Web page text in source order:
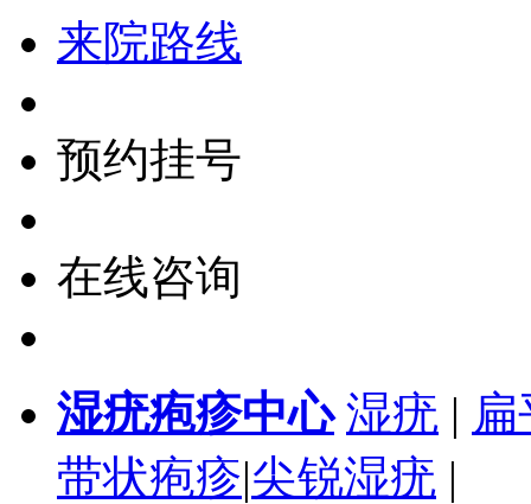
来院路线
预约挂号
在线咨询
湿疣疱疹中心 湿疣 |
带状疱疹|尖锐湿疣 |